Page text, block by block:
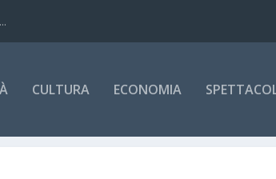
CULTURA ECONOMIA